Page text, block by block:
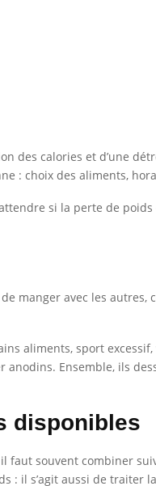
des calories et d’une
: choix des aliments,
si la perte de
manger avec les autres,
aliments, sport
Ensemble, ils
disponibles
souvent combiner
: il s’agit aussi de traiter